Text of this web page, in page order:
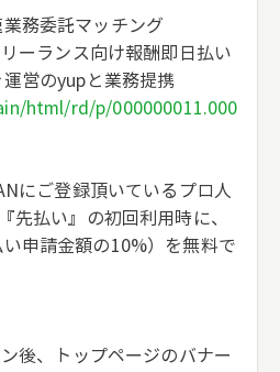
務委託マッチング
ーランス向け報酬即日払い
営のyupと業務提携
html/rd/p/000000011.000
にご登録頂いているプロ人
先払い』の初回利用時に、
申請金額の10%）を無料で
後、トップページのバナー